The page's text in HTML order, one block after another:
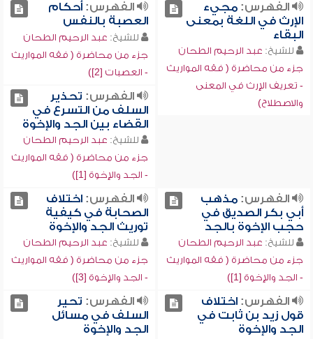
الفهرس:مجيء
الإرث في اللغة بمعنى
البقاء
للشيخ: عبد الرحيم الطحان
جزء من محاضرة ( فقه المواريث
- تعريف الإرث في المعنى
والاصطلاح)
الفهرس:أحكام
العصبة بالنفس
للشيخ: عبد الرحيم الطحان
جزء من محاضرة ( فقه المواريث
- العصبات [2])
الفهرس: تحذير
السلف من التسرع في
القضاء بين الجد والإخوة
للشيخ: عبد الرحيم الطحان
جزء من محاضرة ( فقه المواريث
- الجد والإخوة [1])
الفهرس:مذهب
أبي بكر الصديق في
حجب الإخوة بالجد
للشيخ: عبد الرحيم الطحان
جزء من محاضرة ( فقه المواريث
- الجد والإخوة [1])
الفهرس:اختلاف
الصحابة في كيفية
توريث الجد والإخوة
للشيخ: عبد الرحيم الطحان
جزء من محاضرة ( فقه المواريث
- الجد والإخوة [3])
الفهرس:اختلاف
قول زيد بن ثابت في
الجد والإخوة
الفهرس: تحير
السلف في مسائل
الجد والإخوة